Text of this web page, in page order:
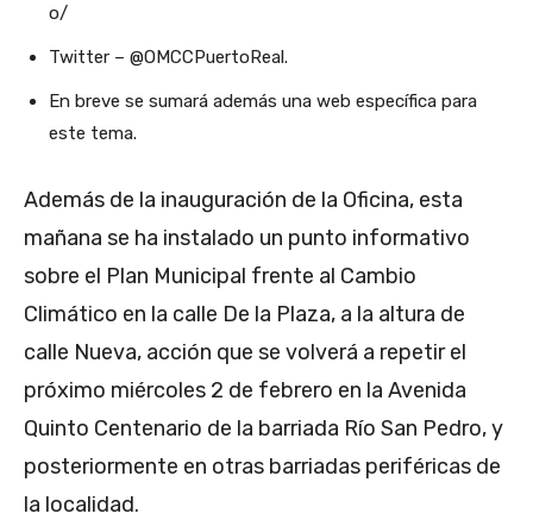
o/
Twitter – @OMCCPuertoReal.
En breve se sumará además una web específica para
este tema.
Además de la inauguración de la Oficina, esta
mañana se ha instalado un punto informativo
sobre el Plan Municipal frente al Cambio
Climático en la calle De la Plaza, a la altura de
calle Nueva, acción que se volverá a repetir el
próximo miércoles 2 de febrero en la Avenida
Quinto Centenario de la barriada Río San Pedro, y
posteriormente en otras barriadas periféricas de
la localidad.